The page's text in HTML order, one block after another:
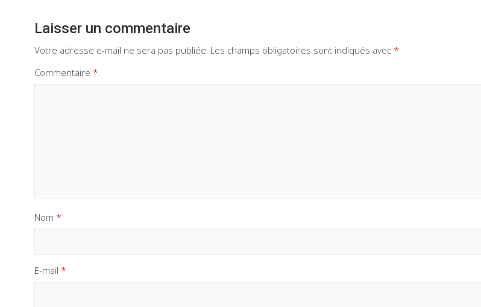
Laisser un commentaire
Votre adresse e-mail ne sera pas publiée. Les champs obligatoires sont indiqués avec *
Commentaire *
Nom *
E-mail *